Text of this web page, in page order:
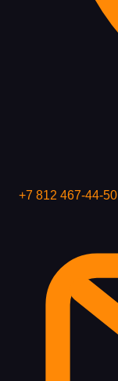
+7 812 467-44-50